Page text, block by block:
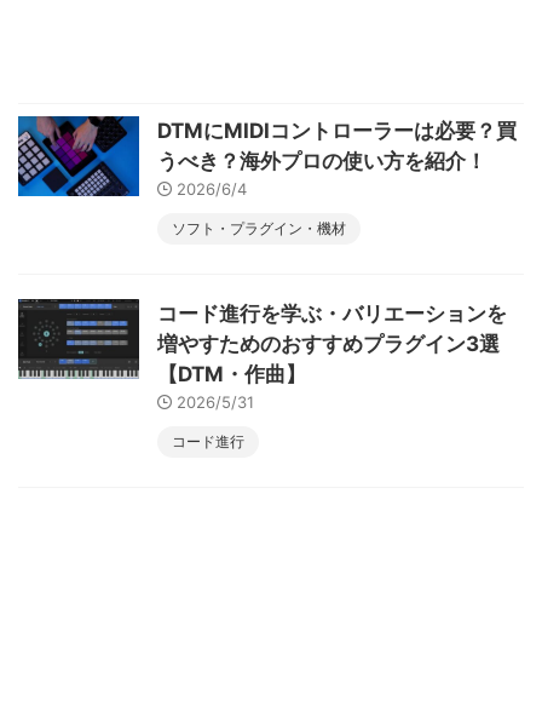
DTMにMIDIコントローラーは必要？買
うべき？海外プロの使い方を紹介！
2026/6/4
ソフト・プラグイン・機材
コード進行を学ぶ・バリエーションを
増やすためのおすすめプラグイン3選
【DTM・作曲】
2026/5/31
コード進行